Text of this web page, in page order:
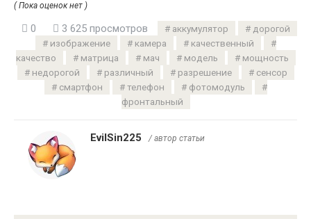
( Пока оценок нет )
0 3 625 просмотров аккумулятор
дорогой
изображение
камера
качественный
качество
матрица мач модель
мощность
недорогой
различный разрешение
сенсор
смартфон
телефон
фотомодуль
фронтальный
EvilSin225 / автор статьи